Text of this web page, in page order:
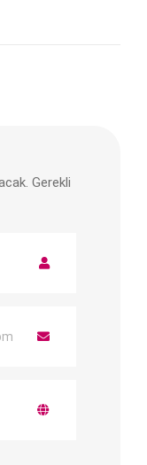
Gerekli